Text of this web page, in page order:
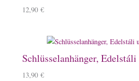
12,90 €
Schlüsselanhänger,
13,90 €